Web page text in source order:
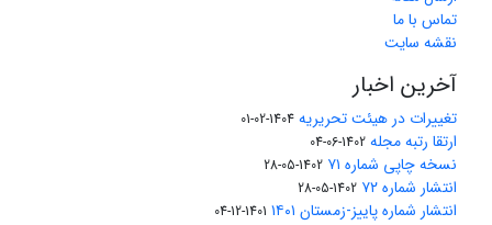
تماس با ما
نقشه سایت
آخرین اخبار
تغییرات در هیئت تحریریه 1404-02-01
ارتقا رتبه مجله 1402-06-04
نسخه چاپی شماره ۷۱ 1402-05-28
انتشار شماره ۷۲ 1402-05-28
انتشار شماره پاییز-زمستان ۱۴۰۱ 1401-12-04